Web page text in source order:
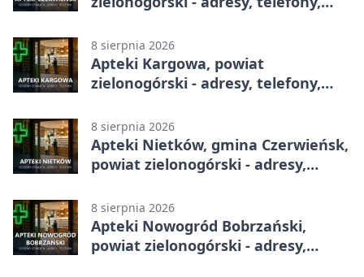
8 sierpnia 2026
Apteki Kargowa, powiat
zielonogórski - adresy, telefony,
8 sierpnia 2026
Apteki Nietków, gmina Czerwieńsk,
powiat zielonogórski - adresy,
8 sierpnia 2026
Apteki Nowogród Bobrzański,
powiat zielonogórski - adresy,